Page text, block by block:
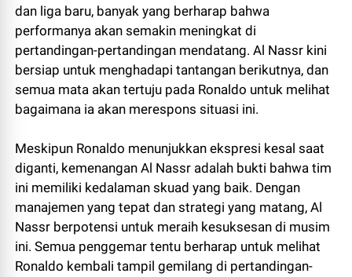
dan liga baru, banyak yang berharap bahwa
performanya akan semakin meningkat di
pertandingan-pertandingan mendatang. Al Nassr kini
bersiap untuk menghadapi tantangan berikutnya, dan
semua mata akan tertuju pada Ronaldo untuk melihat
bagaimana ia akan merespons situasi ini.
Meskipun Ronaldo menunjukkan ekspresi kesal saat
diganti, kemenangan Al Nassr adalah bukti bahwa tim
ini memiliki kedalaman skuad yang baik. Dengan
manajemen yang tepat dan strategi yang matang, Al
Nassr berpotensi untuk meraih kesuksesan di musim
ini. Semua penggemar tentu berharap untuk melihat
Ronaldo kembali tampil gemilang di pertandingan-